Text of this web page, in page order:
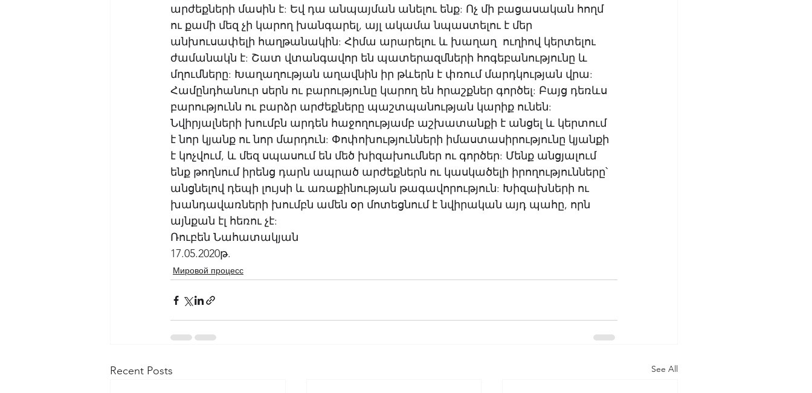
արժեքների մասին է: Եվ դա անպայման անելու ենք: Ոչ մի բացասական հողմ
ու քամի մեզ չի կարող խանգարել, այլ ակամա նպաստելու է մեր
անխուսափելի հաղթանակին: Հիմա արարելու և խաղաղ  ուղիով կերտելու
ժամանակն է: Շատ վտանգավոր են պատերազմների հոգեբանությունը և
մղումները: Խաղաղության աղավնին իր թևերն է փռում մարդկության վրա:
Համընդհանուր սերն ու բարությունը կարող են հրաշքներ գործել: Բայց դեռևս
բարությունն ու բարձր արժեքները պաշտպանության կարիք ունեն:
Նվիրյալների խումբն արդեն հաջողությամբ աշխատանքի է անցել և կերտում
է նոր կյանք ու նոր մարդուն: Փոփոխությունների իմաստասիրությունը կյանքի
է կոչվում, և մեզ սպասում են մեծ խիզախումներ ու գործեր: Մենք անցյալում
ենք թողնում իրենց դարն ապրած արժեքներն ու կասկածելի իրողությունները՝
անցնելով դեպի լույսի և առաքինության թագավորություն: Խիզախների ու
խանդավառների խումբն ամեն օր մոտեցնում է նվիրական այդ պահը, որն
այնքան էլ հեռու չէ:
Ռուբեն Նահատակյան
17.05.2020թ.
Мировой процесс
Recent Posts See All